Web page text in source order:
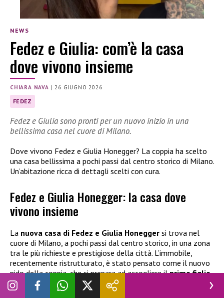
NEWS
Fedez e Giulia: com’è la casa
dove vivono insieme
CHIARA NAVA | 26 GIUGNO 2026
FEDEZ
Fedez e Giulia sono pronti per un nuovo inizio in una
bellissima casa nel cuore di Milano.
Dove vivono Fedez e Giulia Honegger? La coppia ha scelto
una casa bellissima a pochi passi dal centro storico di Milano.
Un’abitazione ricca di dettagli scelti con cura.
Fedez e Giulia Honegger: la casa dove
vivono insieme
La nuova casa di Fedez e Giulia Honegger si trova nel
cuore di Milano, a pochi passi dal centro storico, in una zona
tra le più richieste e prestigiose della città. L’immobile,
recentemente ristrutturato, è stato pensato come il nuovo
nido della coppia, che si prepara ad accogliere ilprimo figlio
insieme(terzo per il rapper). Il trasferimento sarebbe ormai
imminente, tra ultimi lavori e scatoloni in attesa di essere